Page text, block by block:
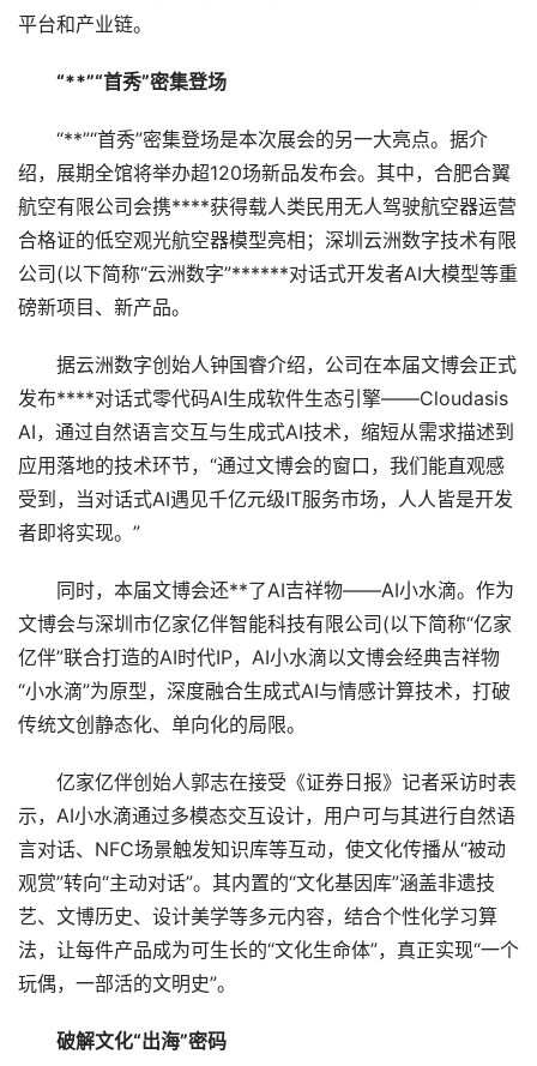
平台和产业链。
“**”“首秀”密集登场
“**”“首秀”密集登场是本次展会的另一大亮点。据介
绍，展期全馆将举办超120场新品发布会。其中，合肥合翼
航空有限公司会携****获得载人类民用无人驾驶航空器运营
合格证的低空观光航空器模型亮相；深圳云洲数字技术有限
公司(以下简称“云洲数字”******对话式开发者AI大模型等重
磅新项目、新产品。
据云洲数字创始人钟国睿介绍，公司在本届文博会正式
发布****对话式零代码AI生成软件生态引擎——Cloudasis
AI，通过自然语言交互与生成式AI技术，缩短从需求描述到
应用落地的技术环节，“通过文博会的窗口，我们能直观感
受到，当对话式AI遇见千亿元级IT服务市场，人人皆是开发
者即将实现。”
同时，本届文博会还**了AI吉祥物——AI小水滴。作为
文博会与深圳市亿家亿伴智能科技有限公司(以下简称“亿家
亿伴”联合打造的AI时代IP，AI小水滴以文博会经典吉祥物
“小水滴”为原型，深度融合生成式AI与情感计算技术，打破
传统文创静态化、单向化的局限。
亿家亿伴创始人郭志在接受《证券日报》记者采访时表
示，AI小水滴通过多模态交互设计，用户可与其进行自然语
言对话、NFC场景触发知识库等互动，使文化传播从“被动
观赏”转向“主动对话”。其内置的“文化基因库”涵盖非遗技
艺、文博历史、设计美学等多元内容，结合个性化学习算
法，让每件产品成为可生长的“文化生命体”，真正实现“一个
玩偶，一部活的文明史”。
破解文化“出海”密码